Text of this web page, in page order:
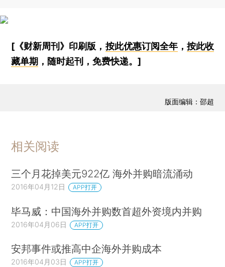
[《财新周刊》印刷版， 按此优惠订阅全年， 按此收
藏单期 ，随时起刊，免费快递。]
版面编辑：邵超
相关阅读
三个月花掉美元922亿 海外并购暗流涌动
2016年04月12日 APP打开
毕马威：中国海外并购数首超外资境内并购
2016年04月06日 APP打开
安邦事件或推高中企海外并购成本
2016年04月03日 APP打开